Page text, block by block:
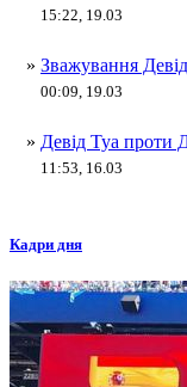
15:22, 19.03
» Зважування
00:09, 19.03
» Девід Туа проти
11:53, 16.03
Кадри дня